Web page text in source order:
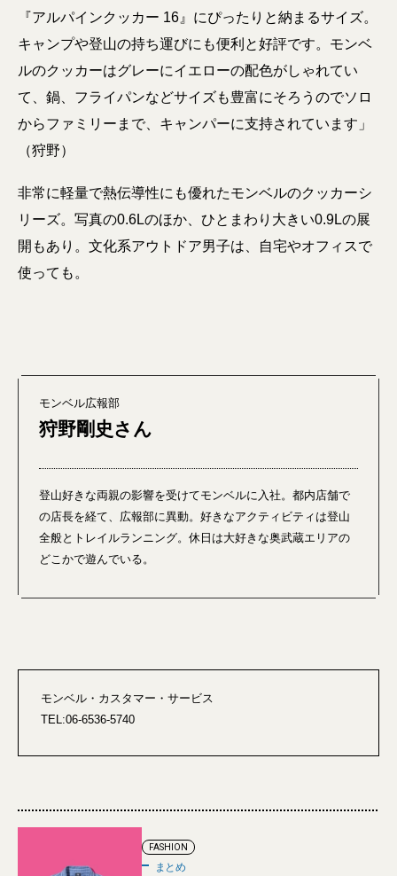
『アルパインクッカー 16』にぴったりと納まるサイズ。
キャンプや登山の持ち運びにも便利と好評です。モンベ
ルのクッカーはグレーにイエローの配色がしゃれてい
て、鍋、フライパンなどサイズも豊富にそろうのでソロ
からファミリーまで、キャンパーに支持されています」
（狩野）
非常に軽量で熱伝導性にも優れたモンベルのクッカーシ
リーズ。写真の0.6Lのほか、ひとまわり大きい0.9Lの展
開もあり。文化系アウトドア男子は、自宅やオフィスで
使っても。
モンベル広報部
狩野剛史さん
登山好きな両親の影響を受けてモンベルに入社。都内店舗で
の店長を経て、広報部に異動。好きなアクティビティは登山
全般とトレイルランニング。休日は大好きな奥武蔵エリアの
どこかで遊んでいる。
モンベル・カスタマー・サービス
TEL:06-6536-5740
FASHION
まとめ